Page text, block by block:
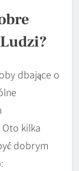
dbające o
kilka
dobrym